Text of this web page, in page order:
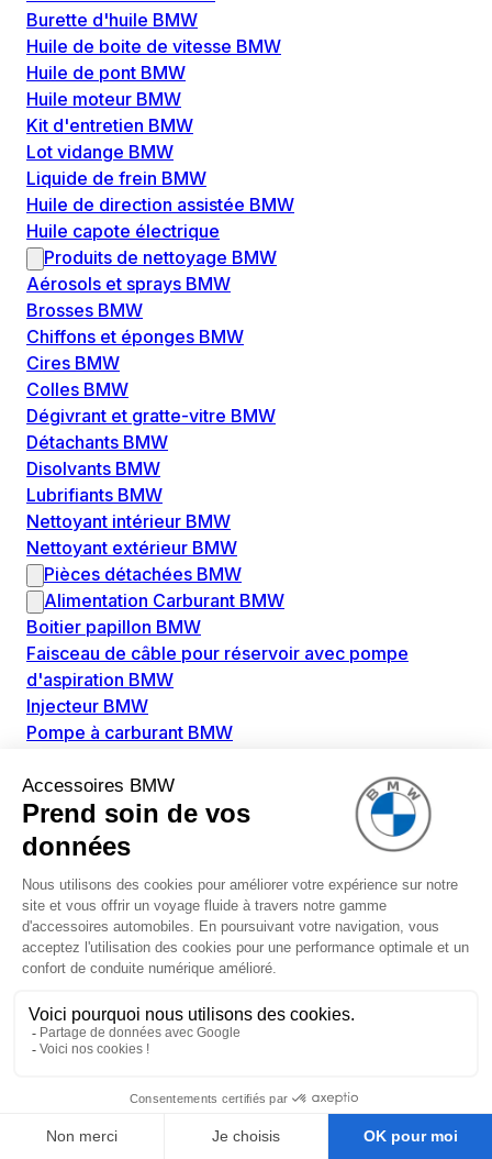
Burette d'huile BMW
Huile de boite de vitesse BMW
Huile de pont BMW
Huile moteur BMW
Kit d'entretien BMW
Lot vidange BMW
Liquide de frein BMW
Huile de direction assistée BMW
Huile capote électrique
Produits de nettoyage BMW
Aérosols et sprays BMW
Brosses BMW
Chiffons et éponges BMW
Cires BMW
Colles BMW
Dégivrant et gratte-vitre BMW
Détachants BMW
Disolvants BMW
Lubrifiants BMW
Nettoyant intérieur BMW
Nettoyant extérieur BMW
Pièces détachées BMW
Alimentation Carburant BMW
Boitier papillon BMW
Faisceau de câble pour réservoir avec pompe
d'aspiration BMW
Injecteur BMW
Pompe à carburant BMW
Allumage / Préchauffage BMW
Bobines d'allumage BMW
Boitier de préchauffage BMW
Amortissement BMW
Amortisseurs BMW
Amortisseur de vibrations BMW
Cassette de ressort en roulé BMW
Ressort hélicoïdal BMW
Boîte de vitesse BMW
Capteurs BMW
Capteur ABS BMW